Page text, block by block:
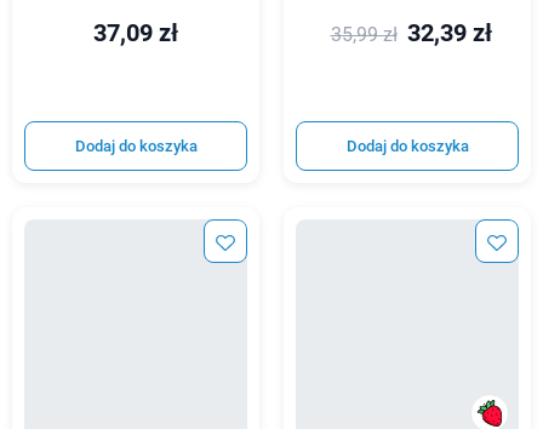
37,09 zł
Dodaj do koszyka
35,99 zł 32,39 zł
Dodaj do koszyka